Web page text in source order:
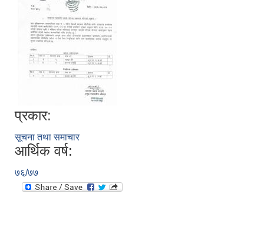
प्रकार:
सूचना तथा समाचार
आर्थिक वर्ष:
७६/७७